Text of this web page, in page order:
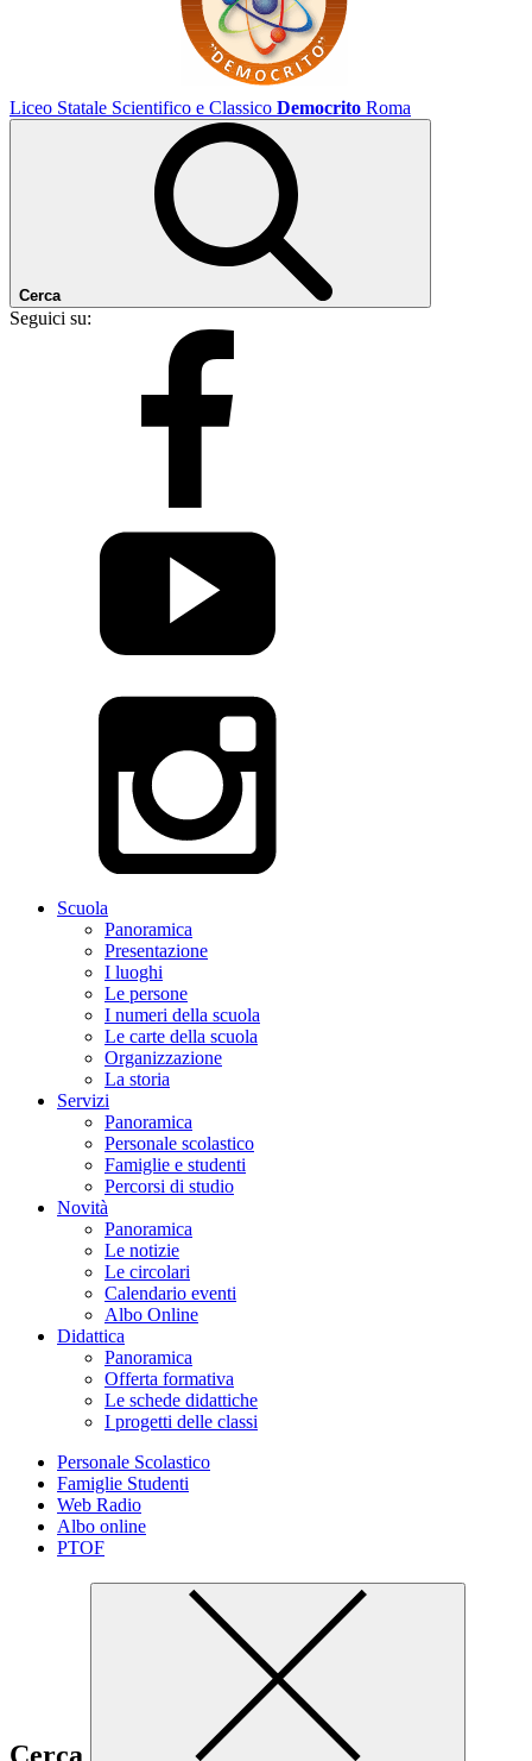
Liceo Statale Scientifico e Classico Democrito Roma
Cerca
Seguici su:
Scuola
Panoramica
Presentazione
I luoghi
Le persone
I numeri della scuola
Le carte della scuola
Organizzazione
La storia
Servizi
Panoramica
Personale scolastico
Famiglie e studenti
Percorsi di studio
Novità
Panoramica
Le notizie
Le circolari
Calendario eventi
Albo Online
Didattica
Panoramica
Offerta formativa
Le schede didattiche
I progetti delle classi
Personale Scolastico
Famiglie Studenti
Web Radio
Albo online
PTOF